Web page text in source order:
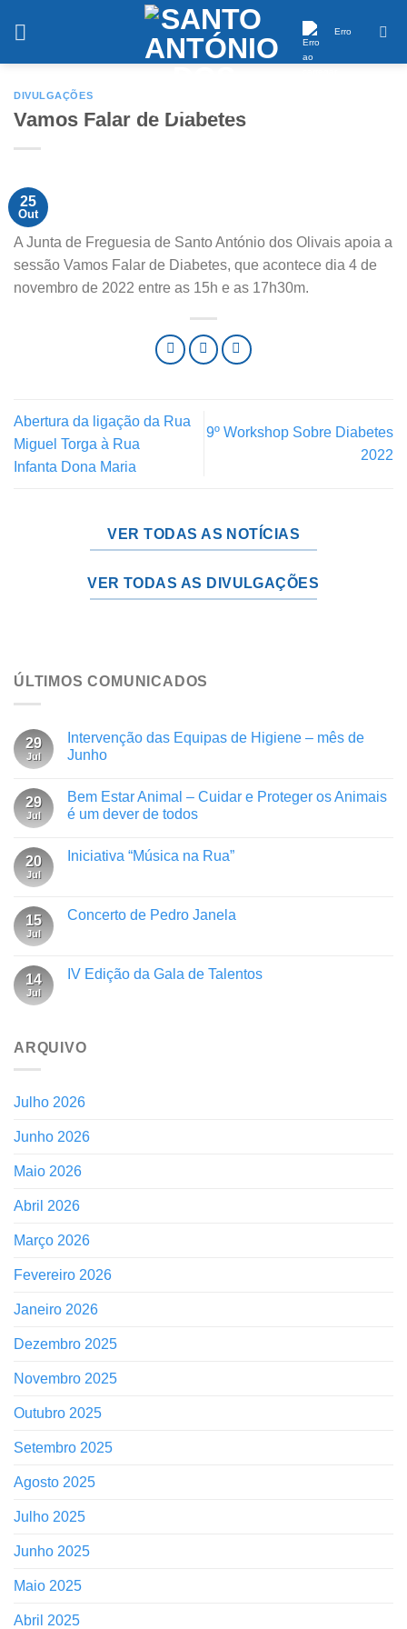
Erro
DIVULGAÇÕES
Vamos Falar de Diabetes
25
Out
A Junta de Freguesia de Santo António dos Olivais apoia a
sessão Vamos Falar de Diabetes, que acontece dia 4 de
novembro de 2022 entre as 15h e as 17h30m.
Abertura da ligação da Rua
Miguel Torga à Rua
Infanta Dona Maria
9º Workshop Sobre Diabetes
2022
VER TODAS AS NOTÍCIAS
VER TODAS AS DIVULGAÇÕES
ÚLTIMOS COMUNICADOS
29
Jul
Intervenção das Equipas de Higiene – mês de
Junho
29
Jul
Bem Estar Animal – Cuidar e Proteger os Animais
é um dever de todos
20
Jul
Iniciativa “Música na Rua”
15
Jul
Concerto de Pedro Janela
14
Jul
IV Edição da Gala de Talentos
ARQUIVO
Julho 2026
Junho 2026
Maio 2026
Abril 2026
Março 2026
Fevereiro 2026
Janeiro 2026
Dezembro 2025
Novembro 2025
Outubro 2025
Setembro 2025
Agosto 2025
Julho 2025
Junho 2025
Maio 2025
Abril 2025